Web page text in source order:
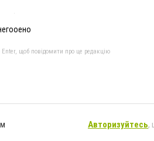
щоб повідомити про це редакцію
Авторизуйтесь,